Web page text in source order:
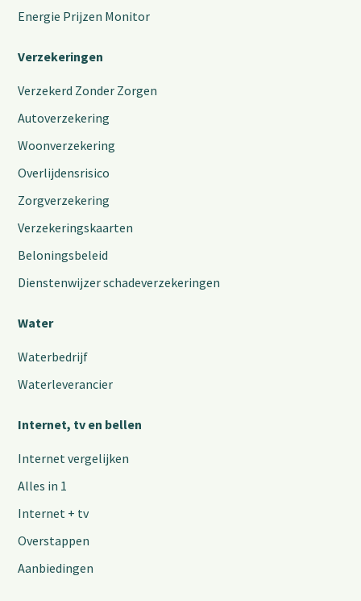
Energie Prijzen Monitor
Verzekeringen
Verzekerd Zonder Zorgen
Autoverzekering
Woonverzekering
Overlijdensrisico
Zorgverzekering
Verzekeringskaarten
Beloningsbeleid
Dienstenwijzer schadeverzekeringen
Water
Waterbedrijf
Waterleverancier
Internet, tv en bellen
Internet vergelijken
Alles in 1
Internet + tv
Overstappen
Aanbiedingen